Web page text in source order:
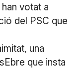
votat a
del PSC que
una
que insta